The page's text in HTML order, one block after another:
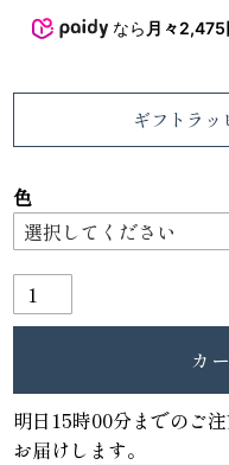
なら 月々2,475
ギフトラッ
色
カ
明日 15時00分までのご
お届けします。